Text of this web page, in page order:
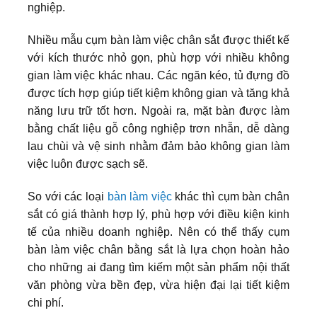
nghiệp.
Nhiều mẫu cụm bàn làm việc chân sắt được thiết kế
với kích thước nhỏ gọn, phù hợp với nhiều không
gian làm việc khác nhau. Các ngăn kéo, tủ đựng đồ
được tích hợp giúp tiết kiệm không gian và tăng khả
năng lưu trữ tốt hơn. Ngoài ra, mặt bàn được làm
bằng chất liệu gỗ công nghiệp trơn nhẵn, dễ dàng
lau chùi và vệ sinh nhằm đảm bảo không gian làm
việc luôn được sạch sẽ.
So với các loại bàn làm việckhác thì cụm bàn chân
sắt có giá thành hợp lý, phù hợp với điều kiện kinh
tế của nhiều doanh nghiệp. Nên có thể thấy cụm
bàn làm việc chân bằng sắt là lựa chọn hoàn hảo
cho những ai đang tìm kiếm một sản phẩm nội thất
văn phòng vừa bền đẹp, vừa hiện đại lại tiết kiệm
chi phí.